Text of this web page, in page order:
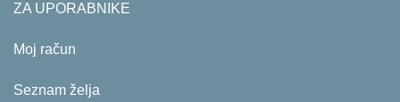
ZA UPORABNIKE
Moj račun
Seznam želja